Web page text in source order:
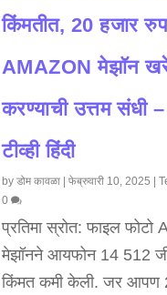
किंमतीत, 20 हजार
AMAZON मेझॉन
करण्याची उत्तम संधी –
टीव्ही हिंदी
by डोम कावळा| फेब्रुवारी 10, 2025 |
0
प्रतिमा स्रोत: फाइल फोटो
मेझॉनने आयफोन 14 512
किंमत कमी केली. जर आपण